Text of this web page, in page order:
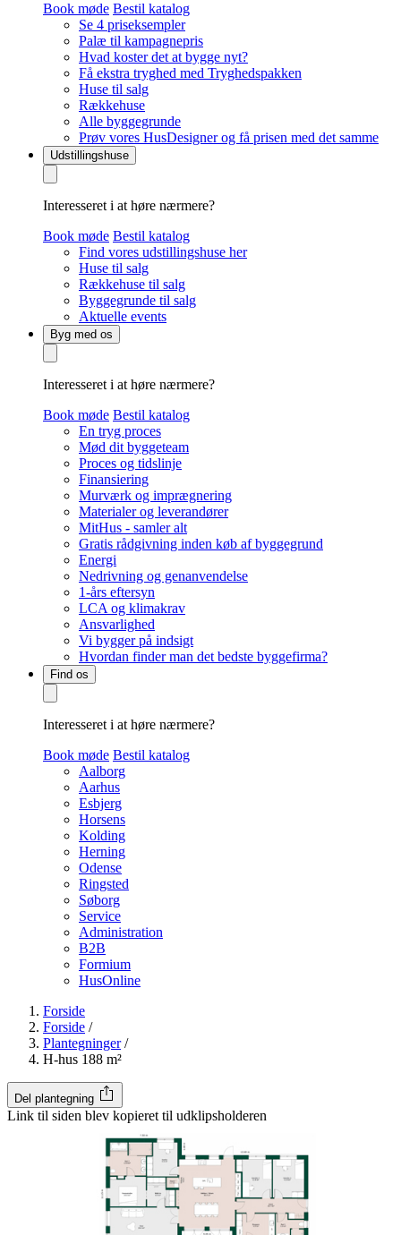
Book møde Bestil katalog
Se 4 priseksempler
Palæ til kampagnepris
Hvad koster det at bygge nyt?
Få ekstra tryghed med Tryghedspakken
Huse til salg
Rækkehuse
Alle byggegrunde
Prøv vores HusDesigner og få prisen med det samme
Udstillingshuse
Interesseret i at høre nærmere?
Book møde Bestil katalog
Find vores udstillingshuse her
Huse til salg
Rækkehuse til salg
Byggegrunde til salg
Aktuelle events
Byg med os
Interesseret i at høre nærmere?
Book møde Bestil katalog
En tryg proces
Mød dit byggeteam
Proces og tidslinje
Finansiering
Murværk og imprægnering
Materialer og leverandører
MitHus - samler alt
Gratis rådgivning inden køb af byggegrund
Energi
Nedrivning og genanvendelse
1-års eftersyn
LCA og klimakrav
Ansvarlighed
Vi bygger på indsigt
Hvordan finder man det bedste byggefirma?
Find os
Interesseret i at høre nærmere?
Book møde Bestil katalog
Aalborg
Aarhus
Esbjerg
Horsens
Kolding
Herning
Odense
Ringsted
Søborg
Service
Administration
B2B
Formium
HusOnline
Forside
Forside /
Plantegninger /
H-hus 188 m²
Del plantegning
Link til siden blev kopieret til udklipsholderen